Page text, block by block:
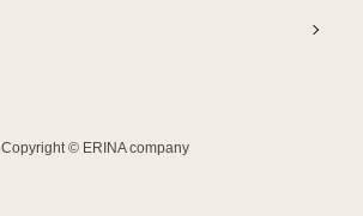
Copyright © ERINA company